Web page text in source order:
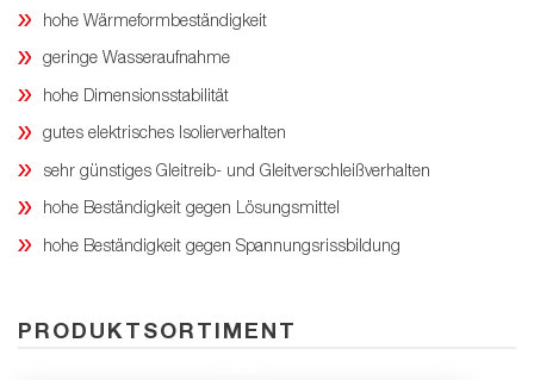
hohe Wärmeformbeständigkeit
geringe Wasseraufnahme
hohe Dimensionsstabilität
gutes elektrisches Isolierverhalten
sehr günstiges Gleitreib- und Gleitverschleißverhalten
hohe Beständigkeit gegen Lösungsmittel
hohe Beständigkeit gegen Spannungsrissbildung
PRODUKTSORTIMENT